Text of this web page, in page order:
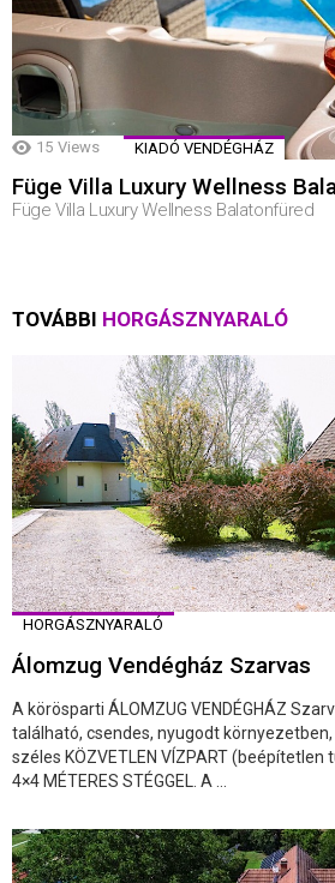
15 Views KIADÓ VENDÉGHÁZ
Füge Villa Luxury Wellness
Füge Villa Luxury Wellness Balatonfüred
TOVÁBBI HORGÁSZNYARALÓ
HORGÁSZNYARALÓ
Álomzug Vendégház Szarvas
A körösparti ÁLOMZUG VENDÉGHÁZ
található, csendes, nyugodt
széles KÖZVETLEN VÍZPART
4×4 MÉTERES STÉGGEL. A ...